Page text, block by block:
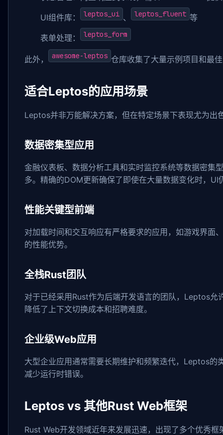
UI组件库： leptos_ui 、 leptos_fluent 等
表单处理： leptos_form
此外， awesome-leptos 仓库收集了大量示例项目和最
适合Leptos的应用场景
Leptos并非万能解决方案，但在特定场景下表现尤为出
数据密集型应用
金融仪表板、数据分析工具和实时监控系统等数据密集
多。精确的DOM更新确保了即使在大量数据变化时，UI
性能关键型前端
对加载时间和交互响应有严格要求的应用，如游戏界面
的性能优势。
全栈Rust团队
对于已经采用Rust作为后端开发语言的团队，Leptos
降低了上下文切换成本和招聘难度。
企业级Web应用
大型企业应用通常需要长期维护和频繁迭代，Leptos的
减少运行时错误。
Leptos vs 其他Rust Web框架
Rust Web开发领域近年来发展迅速，出现了多个优秀